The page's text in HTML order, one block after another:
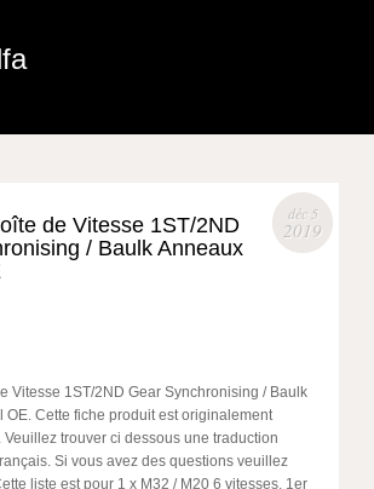
déc 5
2019
de Vitesse 1ST/2ND
/ Baulk Anneaux
Vitesse 1ST/2ND Gear Synchronising / Baulk
OE. Cette fiche produit est originalement
trouver ci dessous une traduction
Si vous avez des questions veuillez
liste est pour 1 x M32 / M20 6 vitesses. 1er